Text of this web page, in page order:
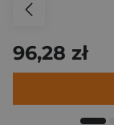
96,28 zł